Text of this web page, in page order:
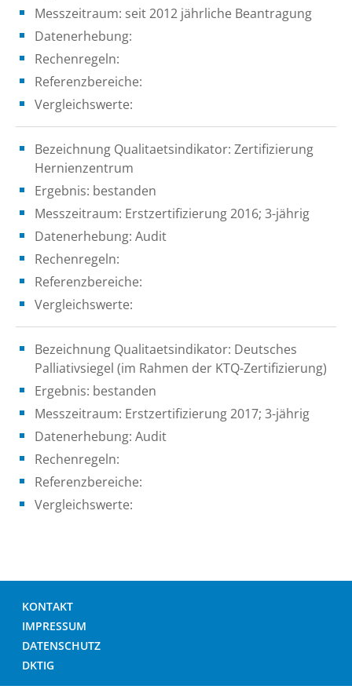
Messzeitraum: seit 2012 jährliche Beantragung
Datenerhebung:
Rechenregeln:
Referenzbereiche:
Vergleichswerte:
Bezeichnung Qualitaetsindikator: Zertifizierung
Hernienzentrum
Ergebnis: bestanden
Messzeitraum: Erstzertifizierung 2016; 3-jährig
Datenerhebung: Audit
Rechenregeln:
Referenzbereiche:
Vergleichswerte:
Bezeichnung Qualitaetsindikator: Deutsches
Palliativsiegel (im Rahmen der KTQ-Zertifizierung)
Ergebnis: bestanden
Messzeitraum: Erstzertifizierung 2017; 3-jährig
Datenerhebung: Audit
Rechenregeln:
Referenzbereiche:
Vergleichswerte:
KONTAKT
IMPRESSUM
DATENSCHUTZ
DKTIG